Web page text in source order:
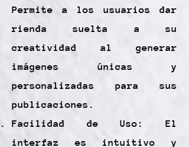
Permite a los usuarios dar
rienda suelta a su
creatividad al generar
imágenes únicas y
personalizadas para sus
publicaciones.
Facilidad de Uso: El
interfaz es intuitivo y